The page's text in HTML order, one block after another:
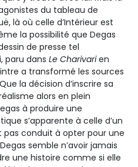
du tableau de
là où celle d’Intérieur est
la possibilité que Degas
de presse tel
paru dans Le Charivarien
a transformé les sources
la décision d’inscrire sa
alors en plein
à produire une
s’apparente à celle d’un
pas conduit à opter pour une
semble n’avoir jamais
une histoire comme si elle